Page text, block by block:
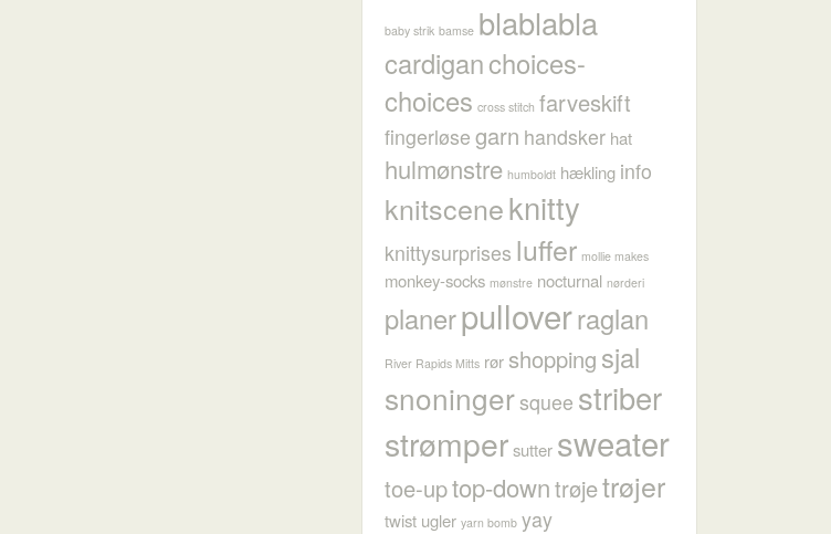
baby strik bamse blablabla
cardiganchoices-
choices cross stitch farveskift
fingerløse garn handsker hat
hulmønstre humboldt hækling info
knitsceneknitty
knittysurprises luffer mollie makes
monkey-socks mønstre nocturnal nørderi
planerpulloverraglan
River Rapids Mitts rør shopping sjal
snoningersquee striber
strømper sutter sweater
toe-uptop-downtrøjetrøjer
twist ugler yarn bomb yay